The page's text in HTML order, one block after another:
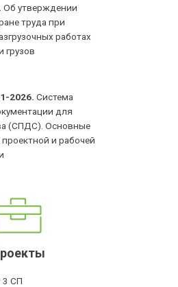
Об утверждении
труда при
работах
грузов
2026. Система
для
(СПДС). Основные
и рабочей
3 СП